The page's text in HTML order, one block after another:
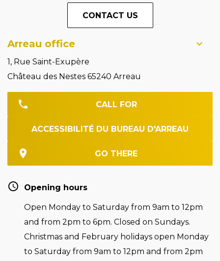
CONTACT US
Arreau office
1, Rue Saint-Exupère
Château des Nestes 65240 Arreau
CALL FOR
ACCESSIBILITÉ DU BUREAU D'ARREAU
GO THERE
Opening hours
Open Monday to Saturday from 9am to 12pm
and from 2pm to 6pm. Closed on Sundays.
Christmas and February holidays open Monday
to Saturday from 9am to 12pm and from 2pm